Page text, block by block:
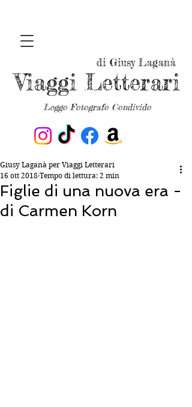
Leggo Fotografo Condivido
Viaggi Letterari
di Giusy Laganà
Figlie di una nuova era -
di Carmen Korn
Giusy Laganà per Viaggi Letterari
16 ott 2018 Tempo di lettura: 2 min